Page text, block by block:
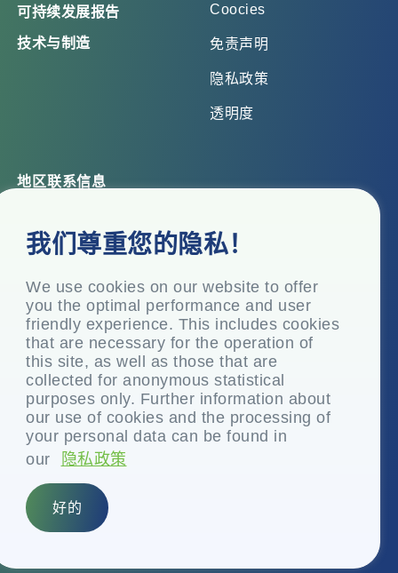
我们尊重您的隐私！
We use cookies on our website to offer
you the optimal performance and user
friendly experience. This includes cookies
that are necessary for the operation of
this site, as well as those that are
collected for anonymous statistical
purposes only. Further information about
our use of cookies and the processing of
your personal data can be found in
our
隐私政策
好的
可持续发展报告
技术与制造
Coocies
免责声明
隐私政策
透明度
地区联系信息
Top Floor, Times Tower, Kamala City, Senapati Bapat
Marg, Lower Parel, Mumbai – 400 013, Maharashtra,
注册办事处
P.O. Vasind, Taluka Shahapur, Dist.
+91-22-24819000
info@eplglobal.com
Chinese
版权所有 © 2026- EPL 有限公司